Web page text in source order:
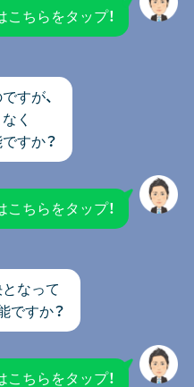
こちらをタップ！
すが、
く
すか？
こちらをタップ！
なって
ですか？
こちらをタップ！